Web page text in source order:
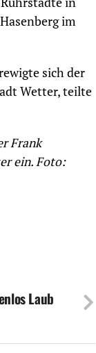
im
sich der
Wetter, teilte
Frank
ein. Foto:
Laub